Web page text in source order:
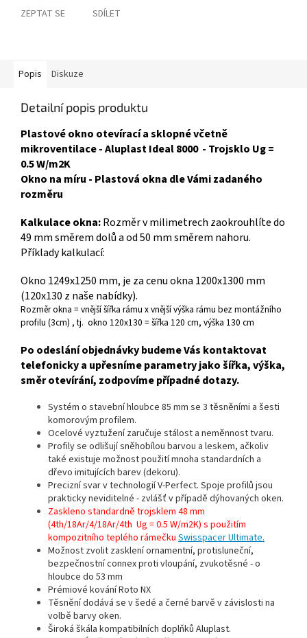
ZEPTAT SE SDÍLET
Popis Diskuze
Detailní popis produktu
Plastové okno otevírací a sklopné včetně
mikroventilace - Aluplast Ideal 8000 - Trojsklo Ug =
0.5 W/m2K
Okno na míru - Plastová okna dle Vámi zadaného
rozměru
Kalkulace okna:Rozměr v milimetrech zaokrouhlíte do
49 mm směrem dolů a od 50 mm směrem nahoru.
Příklady kalkulací:
Okno 1249x1250 mm, je za cenu okna 1200x1300 mm
(120x130 z naše nabídky).
Rozměr okna = vnější šířka rámu x vnější výška rámu bez montážního
profilu (3cm) , tj. okno 120x130 = šířka 120 cm, výška 130 cm
Po odeslání objednávky budeme Vás kontaktovat
telefonicky a upřesníme parametry jako šířka, výška,
směr otevírání, zodpovíme případné dotazy.
Systém o stavební hloubce 85 mm se 3 těsněními a šesti
komorovým profilem.
Ocelové vyztužení zaručuje stálost a neměnnost tvaru.
Profily se odlišují sněhobílou barvou a leskem, ačkoliv
také existuje možnost použití mnoha standardních a
dřevo imitujících barev (dekoru).
Precizní svar v technologií V-Perfect. Spoje profilů jsou
prakticky neviditelné - zvlášť v případě dýhovaných oken.
Zaskleno standardně trojsklem 48 mm
(4th/18Ar/4/18Ar/4th Ug = 0.5 W/m2K) s použitím
kompozitního teplého rámečku Swisspacer Ultimate.
Možnost zvolit zasklení ornamentní, protisluneční,
bezpečnostní connex proti vloupání, zvukotěsné - o
hloubce do 53 mm
Prémiové kování Roto NX
Těsnění dodává se v šedé a černé barvě v závislosti na
volbě barvy oken.
Široká škála kompatibilních doplňků Aluplast.